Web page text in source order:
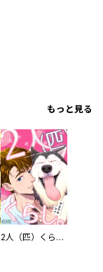
もっと見る
2人（匹）くらし。